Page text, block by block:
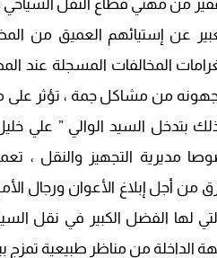
من مهني قطاع النقل السياحي
عن إستيائهم العميق من
المخالفات المسجلة عند
من مشاكل جمة ، تؤثر
بتدخل السيد الوالي ” علي
مديرية التجهيز والنقل ،
من أجل إبلاغ الأعوان ورجال
لها الفضل الكبير في نقل
الداخلة من مناظر طبيعية تمزج